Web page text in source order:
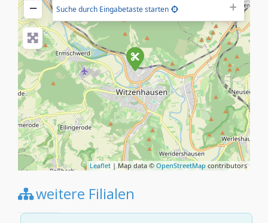
−
Suche durch Eingabetaste starten
Leaflet | Map data © OpenStreetMapcontributors
weitere Filialen